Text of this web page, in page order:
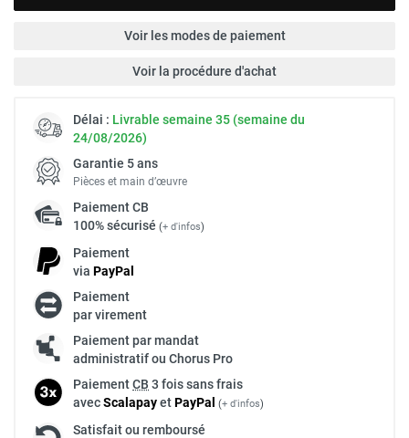
Voir les modes de paiement
Voir la procédure d'achat
Délai : Livrable semaine 35 (semaine du
24/08/2026)
Garantie 5 ans
Pièces et main d’œuvre
PaiementCB
100% sécurisé (+ d'infos)
Paiement
via PayPal
Paiement
par virement
Paiement par mandat
administratif ou Chorus Pro
PaiementCB 3 fois sans frais
avecScalapayetPayPal (+ d'infos)
Satisfait ou remboursé